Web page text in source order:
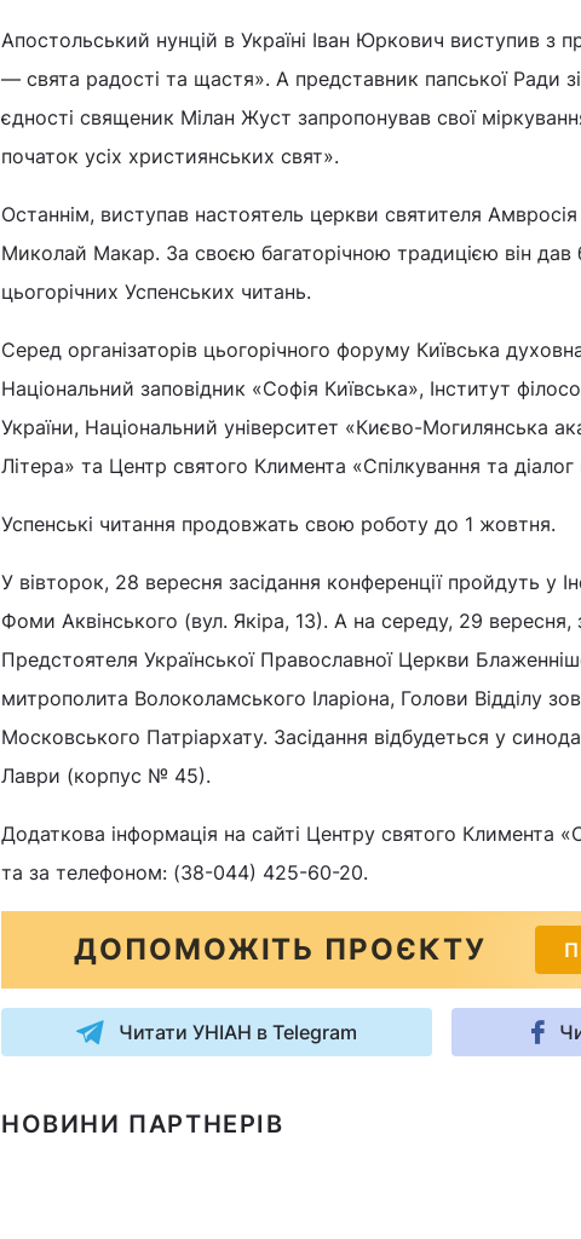
Апостольський нунцій в Україні Іван Юркович виступив з
― свята радості та щастя». А представник папської Ради
єдності священик Мілан Жуст запропонував свої
початок усіх християнських свят».
Останнім, виступав настоятель церкви святителя Амвросія
Миколай Макар. За своєю багаторічною традицією він дав
цьогорічних Успенських читань.
Серед організаторів цьогорічного форуму Київська
Національний заповідник «Софія Київська», Інститут
України, Національний університет «Києво-Могилянська
Літера» та Центр святого Климента «Спілкування та діалог
Успенські читання продовжать свою роботу до 1 жовтня.
У вівторок, 28 вересня засідання конференції пройдуть у
Фоми Аквінського (вул. Якіра, 13). А на середу, 29 вересня,
Предстоятеля Української Православної Церкви
митрополита Волоколамського Іларіона, Голови Відділу
Московського Патріархату. Засідання відбудеться у
Лаври (корпус № 45).
Додаткова інформація на сайті Центру святого Климента
та за телефоном: (38-044) 425-60-20.
ДОПОМОЖІТЬ ПРОЄКТУ
Читати УНІАН в Telegram
НОВИНИ ПАРТНЕРІВ